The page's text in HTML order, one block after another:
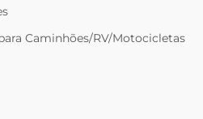
Caminhões/RV/Motocicletas